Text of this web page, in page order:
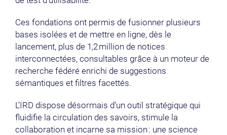
Ces fondations ont permis de fusionner plusieurs
bases isolées et de mettre en ligne, dès le
lancement, plus de 1,2 million de notices
interconnectées, consultables grâce à un moteur de
recherche fédéré enrichi de suggestions
sémantiques et filtres facettés.
L’IRD dispose désormais d’un outil stratégique qui
fluidifie la circulation des savoirs, stimule la
collaboration et incarne sa mission : une science